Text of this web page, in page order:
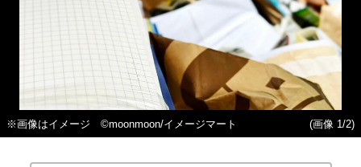
※画像はイメージ ©moonmoon/イメージマート (画像 1/2)